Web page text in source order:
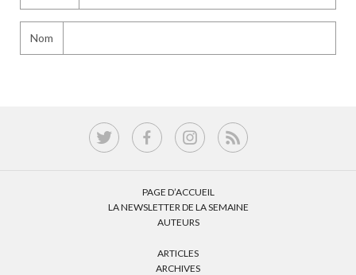
Nom
PAGE D’ACCUEIL
LA NEWSLETTER DE LA SEMAINE
AUTEURS
ARTICLES
ARCHIVES